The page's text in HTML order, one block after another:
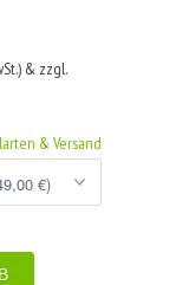
& zzgl.
& Versand